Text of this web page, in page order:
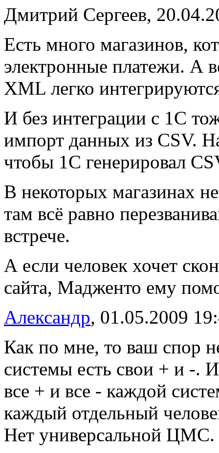
Дмитрий Сергеев,
Есть много магазинов,
электронные платежи. А
XML легко
И без интеграции с 1С
импорт данных из CSV.
чтобы 1С генерировал
В некоторых магазинах
там всё равно
встрече.
А если человек хочет
сайта, Мадженто ему
Александр, 01.05.2009
Как по мне, то ваш спор
системы есть свои + и -.
все + и все - каждой
каждый отдельный
Нет универсальной ЦМС.